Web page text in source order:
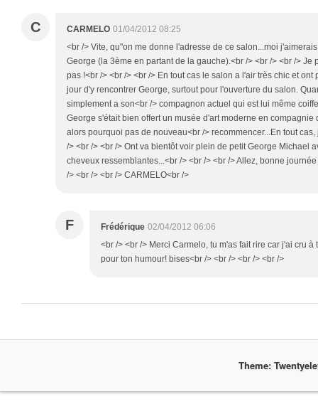
C CARMELO 01/04/2012 08:25
<br /> Vite, qu"on me donne l'adresse de ce salon...moi
George (la 3ème en partant de la gauche).<br /> <br /> <br /> Je
pas !<br /> <br /> <br /> En tout cas le salon a l'air très chic et
jour d'y rencontrer George, surtout pour l'ouverture du salon.
simplement a son<br /> compagnon actuel qui est lui même
George s'était bien offert un musée d'art moderne en
alors pourquoi pas de nouveau<br /> recommencer...En tout
/> <br /> <br /> Ont va bientôt voir plein de petit George Michael
cheveux ressemblantes...<br /> <br /> <br /> Allez, bonne
/> <br /> <br /> CARMELO<br />
F Frédérique 02/04/2012 06:06
<br /> <br /> Merci Carmelo, tu m'as fait rire car j'ai cru
pour ton humour! bises<br /> <br /> <br /> <br />
Theme: